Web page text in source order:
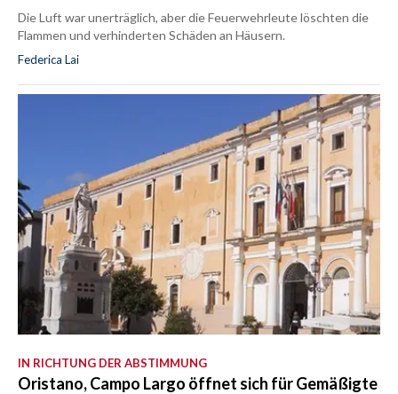
Die Luft war unerträglich, aber die Feuerwehrleute löschten die
Flammen und verhinderten Schäden an Häusern.
Federica Lai
IN RICHTUNG DER ABSTIMMUNG
Oristano, Campo Largo öffnet sich für Gemäßigte